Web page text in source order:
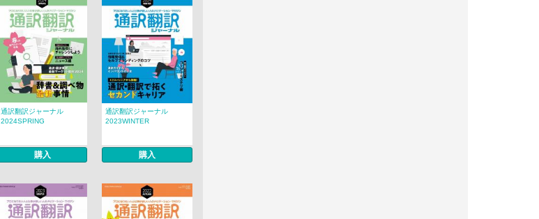
通訳翻訳ジャーナル
2024SPRING
購入
通訳翻訳ジャーナル
2023WINTER
購入